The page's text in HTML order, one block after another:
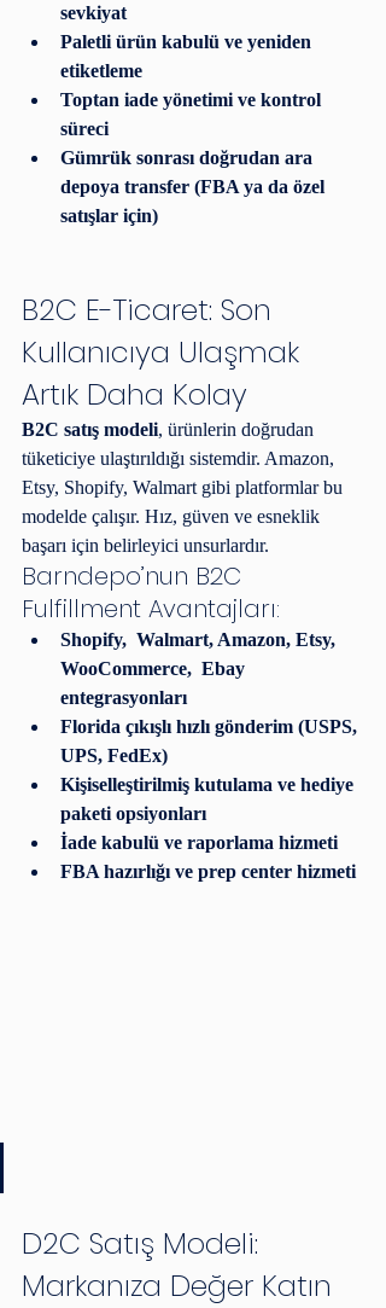
sevkiyat
Paletli ürün kabulü ve yeniden
etiketleme
Toptan iade yönetimi ve kontrol
süreci
Gümrük sonrası doğrudan ara
depoya transfer (FBA ya da özel
satışlar için)
B2C E-Ticaret: Son
Kullanıcıya Ulaşmak
Artık Daha Kolay
B2C satış modeli, ürünlerin doğrudan
tüketiciye ulaştırıldığı sistemdir. Amazon,
Etsy, Shopify, Walmart gibi platformlar bu
modelde çalışır. Hız, güven ve esneklik
başarı için belirleyici unsurlardır.
Barndepo’nun B2C
Fulfillment Avantajları:
Shopify,  Walmart, Amazon, Etsy,
WooCommerce,  Ebay
entegrasyonları
Florida çıkışlı hızlı gönderim (USPS,
UPS, FedEx)
Kişiselleştirilmiş kutulama ve hediye
paketi opsiyonları
İade kabulü ve raporlama hizmeti
FBA hazırlığı ve prep center hizmeti
D2C Satış Modeli:
Markanıza Değer Katın